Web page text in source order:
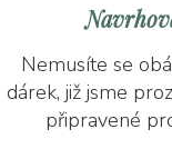
Nemusíte se
dárek, již jsme
připravené